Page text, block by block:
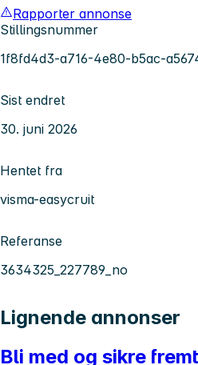
Rapporter annonse
Stillingsnummer
1f8fd4d3-a716-4e80-b5ac-
Sist endret
30. juni 2026
Hentet fra
visma-easycruit
Referanse
3634325_227789_no
Lignende annonser
Bli med og sikre